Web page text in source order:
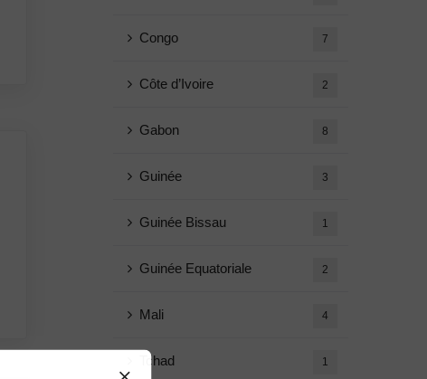
Congo 7
Côte d’Ivoire 2
Gabon 8
Guinée 3
Guinée Bissau 1
Guinée Equatoriale 2
Mali 4
Tchad 1